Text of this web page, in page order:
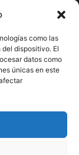
como las
dispositivo. El
datos como
únicas en este